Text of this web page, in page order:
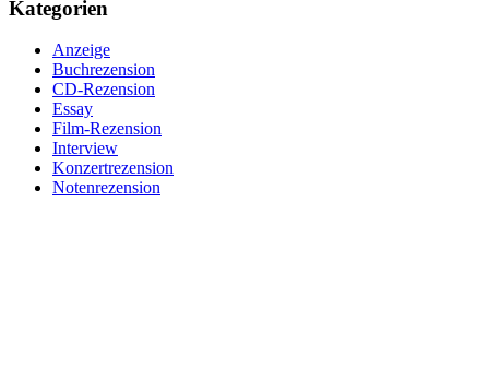
Kategorien
Anzeige
Buchrezension
CD-Rezension
Essay
Film-Rezension
Interview
Konzertrezension
Notenrezension